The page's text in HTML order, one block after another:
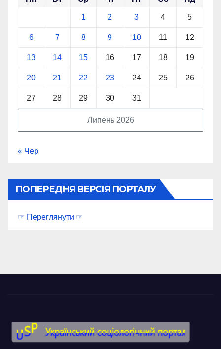
Липень 2026
1 2 3 4 5
6 7 8 9 10 11 12
13 14 15 16 17 18 19
20 21 22 23 24 25 26
27 28 29 30 31
« Чер
ПОПЕРЕДНЯ ВЕРСІЯ ПОРТАЛУ
☞ Переглянути ☞